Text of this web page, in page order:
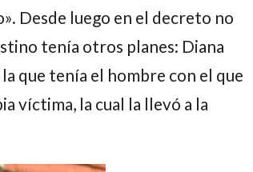
Desde luego en el decreto no
tenía otros planes: Diana
que tenía el hombre con el que
víctima, la cual la llevó a la